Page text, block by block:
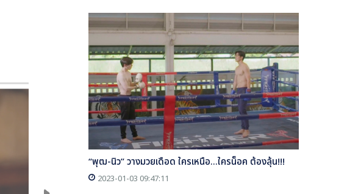
“พุฒ-นิว” วางมวยเดือด ใครเหนือ...ใครน็อค ต้องลุ้น!!!
2023-01-03 09:47:11